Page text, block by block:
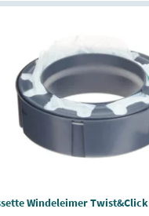
Windeleimer Twist&Click